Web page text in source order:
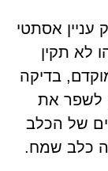
אסתטי
לא תקין
בדיקה
לשפר את
של הכלב
כלב שמח.